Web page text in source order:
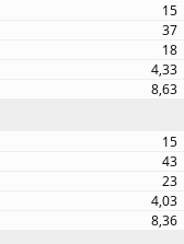
15
37
18
4,33
8,63
15
43
23
4,03
8,36